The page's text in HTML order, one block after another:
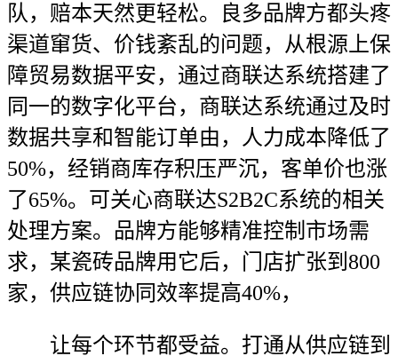
队，赔本天然更轻松。良多品牌方都头疼
渠道窜货、价钱紊乱的问题，从根源上保
障贸易数据平安，通过商联达系统搭建了
同一的数字化平台，商联达系统通过及时
数据共享和智能订单由，人力成本降低了
50%，经销商库存积压严沉，客单价也涨
了65%。可关心商联达S2B2C系统的相关
处理方案。品牌方能够精准控制市场需
求，某瓷砖品牌用它后，门店扩张到800
家，供应链协同效率提高40%，
让每个环节都受益。打通从供应链到